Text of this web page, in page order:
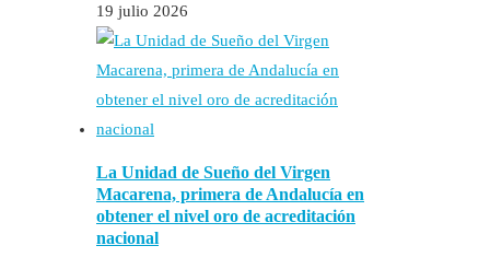
19 julio 2026
La Unidad de Sueño del Virgen
Macarena, primera de Andalucía en
obtener el nivel oro de acreditación
nacional